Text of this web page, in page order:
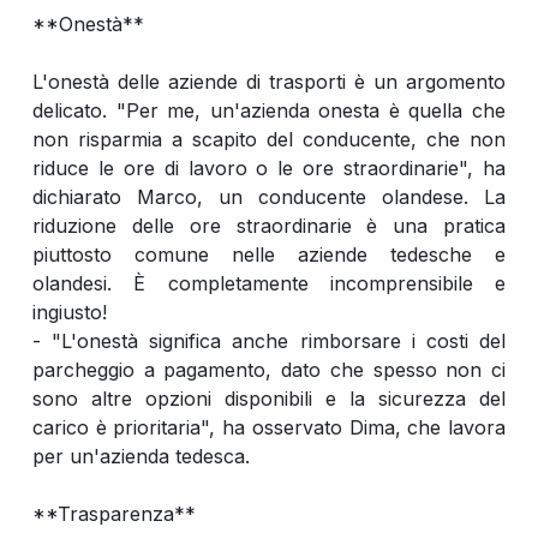
**Onestà**
L'onestà delle aziende di trasporti è un argomento
delicato. "Per me, un'azienda onesta è quella che
non risparmia a scapito del conducente, che non
riduce le ore di lavoro o le ore straordinarie", ha
dichiarato Marco, un conducente olandese. La
riduzione delle ore straordinarie è una pratica
piuttosto comune nelle aziende tedesche e
olandesi. È completamente incomprensibile e
ingiusto!
- "L'onestà significa anche rimborsare i costi del
parcheggio a pagamento, dato che spesso non ci
sono altre opzioni disponibili e la sicurezza del
carico è prioritaria", ha osservato Dima, che lavora
per un'azienda tedesca.
**Trasparenza**